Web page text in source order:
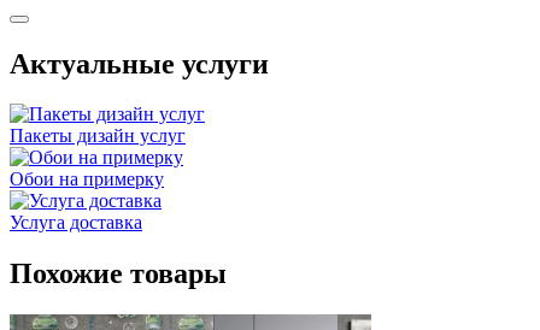
Актуальные услуги
Пакеты дизайн услуг
Обои на примерку
Услуга доставка
Похожие товары